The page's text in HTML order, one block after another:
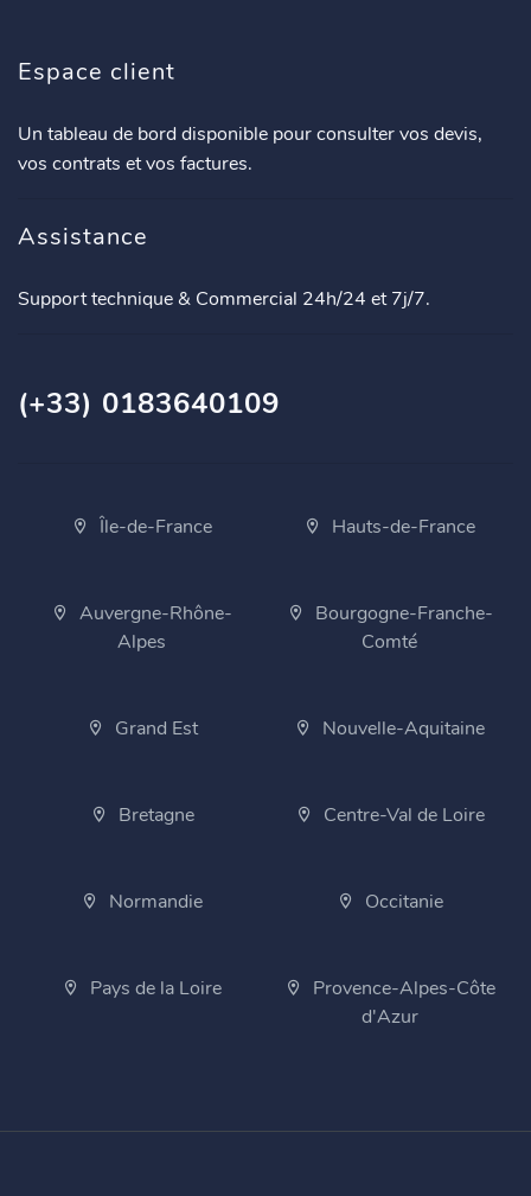
Espace client
Un tableau de bord disponible pour consulter vos devis,
vos contrats et vos factures.
Assistance
Support technique & Commercial 24h/24 et 7j/7.
(+33) 0183640109
Île-de-France Hauts-de-France
Auvergne-Rhône-
Alpes
Bourgogne-Franche-
Comté
Grand Est Nouvelle-Aquitaine
Bretagne Centre-Val de Loire
Normandie Occitanie
Pays de la Loire
Provence-Alpes-Côte
d'Azur